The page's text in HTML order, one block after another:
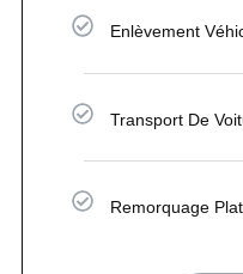
Enlèvement
Transport De
Remorquage